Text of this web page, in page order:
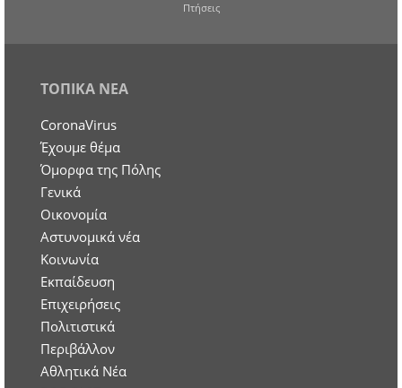
Πτήσεις
ΤΟΠΙΚΑ ΝΕΑ
CoronaVirus
Έχουμε θέμα
Όμορφα της Πόλης
Γενικά
Οικονομία
Aστυνομικά νέα
Κοινωνία
Εκπαίδευση
Επιχειρήσεις
Πολιτιστικά
Περιβάλλον
Αθλητικά Νέα